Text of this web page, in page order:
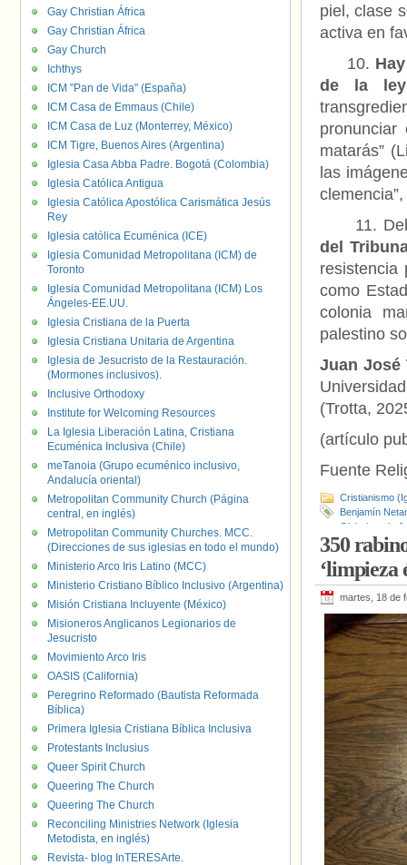
piel, clase
activa en
10.
de la ley
matarás”
las
11.
del
resistencia
como
colonia
palestino
Juan José
(Trotta,
(artículo
Fuente
Cristianismo
Benjamín
Global por la
Liberación,
350
‘limpieza
martes, 18 de
Gay Christian África
Gay Christian África
Gay Church
Ichthys
ICM "Pan de Vida" (España)
ICM Casa de Emmaus (Chile)
ICM Casa de Luz (Monterrey, México)
ICM Tigre, Buenos Aires (Argentina)
Iglesia Casa Abba Padre. Bogotá (Colombia)
Iglesia Católica Antigua
Iglesia Católica Apostólica Carismática Jesús
Rey
Iglesia católica Ecuménica (ICE)
Iglesia Comunidad Metropolitana (ICM) de
Toronto
Iglesia Comunidad Metropolitana (ICM) Los
Ángeles-EE.UU.
Iglesia Cristiana de la Puerta
Iglesia Cristiana Unitaria de Argentina
Iglesia de Jesucristo de la Restauración.
(Mormones inclusivos).
Inclusive Orthodoxy
Institute for Welcoming Resources
La Iglesia Liberación Latina, Cristiana
Ecuménica Inclusiva (Chile)
meTanoia (Grupo ecuménico inclusivo,
Andalucía oriental)
Metropolitan Community Church (Página
central, en inglés)
Metropolitan Community Churches. MCC.
(Direcciones de sus iglesias en todo el mundo)
Ministerio Arco Iris Latino (MCC)
Ministerio Cristiano Bíblico Inclusivo (Argentina)
Misión Cristiana Incluyente (México)
Misioneros Anglicanos Legionarios de
Jesucristo
Movimiento Arco Iris
OASIS (California)
Peregrino Reformado (Bautista Reformada
Bíblica)
Primera Iglesia Cristiana Bíblica Inclusiva
Protestants Inclusius
Queer Spirit Church
Queering The Church
Queering The Church
Reconciling Ministries Network (Iglesia
Metodista, en inglés)
Revista- blog InTERESArte.